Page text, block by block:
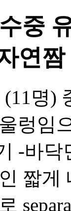
중
연짬
명)
렁임
-바
짧게